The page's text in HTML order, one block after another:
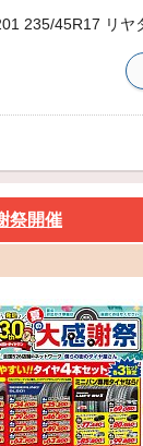
235/45R17 リヤ
祭開催